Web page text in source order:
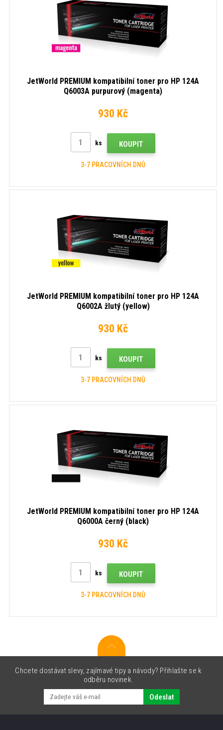
JetWorld PREMIUM kompatibilní toner pro HP 124A
Q6003A purpurový (magenta)
930 Kč
ks KOUPIT
3-7 PRACOVNÍCH DNŮ
JetWorld PREMIUM kompatibilní toner pro HP 124A
Q6002A žlutý (yellow)
930 Kč
ks KOUPIT
3-7 PRACOVNÍCH DNŮ
JetWorld PREMIUM kompatibilní toner pro HP 124A
Q6000A černý (black)
930 Kč
ks KOUPIT
3-7 PRACOVNÍCH DNŮ
Chcete dostávat slevy, zajímavé tipy a návody? Přihlašte se k
odběru novinek.
Odeslat